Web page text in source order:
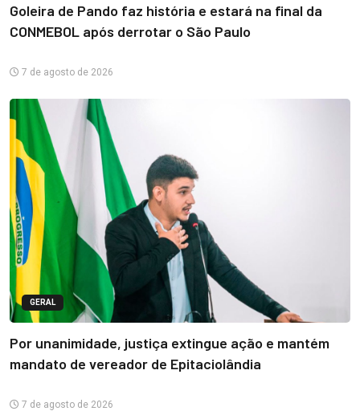
Goleira de Pando faz história e estará na final da
CONMEBOL após derrotar o São Paulo
7 de agosto de 2026
GERAL
Por unanimidade, justiça extingue ação e mantém
mandato de vereador de Epitaciolândia
7 de agosto de 2026